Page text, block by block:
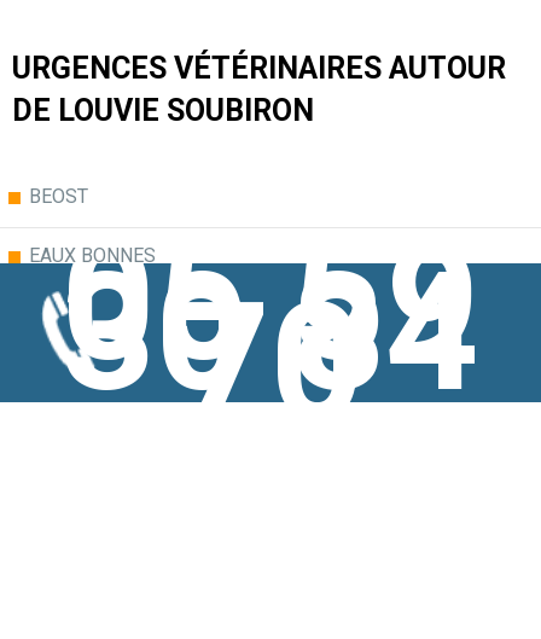
URGENCES VÉTÉRINAIRES AUTOUR
DE LOUVIE SOUBIRON
BEOST
EAUX BONNES
LARUNS
05 59
30 84
70